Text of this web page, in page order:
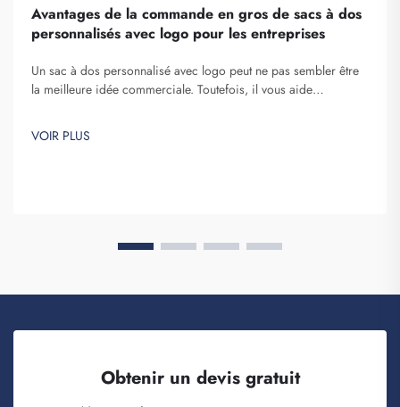
Avantages de la commande en gros de sacs à dos
personnalisés avec logo pour les entreprises
Un sac à dos personnalisé avec logo peut ne pas sembler être
la meilleure idée commerciale. Toutefois, il vous aide
articles afin de renforcer la notoriété de la marque. Vous savez,
VOIR PLUS
Obtenir un devis gratuit